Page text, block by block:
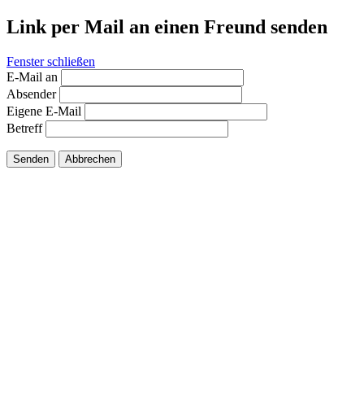
Link per Mail an einen Freund senden
Fenster schließen
E-Mail an
Absender
Eigene E-Mail
Betreff
Senden Abbrechen